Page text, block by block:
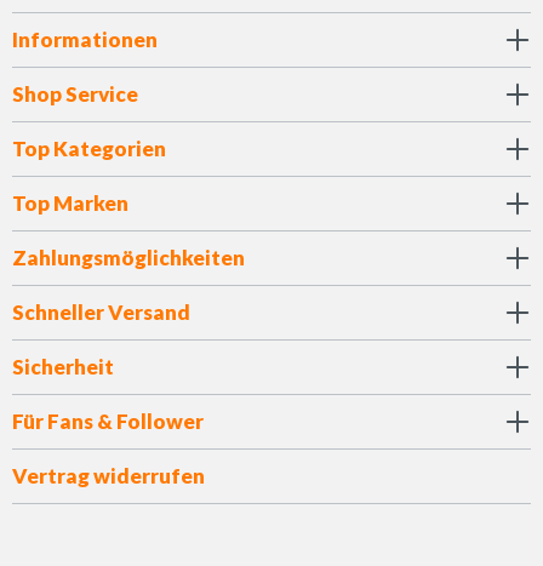
Informationen
Shop Service
Top Kategorien
Top Marken
Zahlungsmöglichkeiten
Schneller Versand
Sicherheit
Für Fans & Follower
Vertrag widerrufen